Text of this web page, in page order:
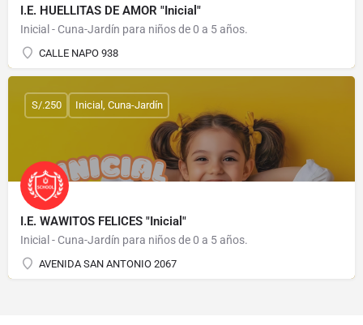
I.E. HUELLITAS DE AMOR "Inicial"
Inicial - Cuna-Jardín para niños de 0 a 5 años.
CALLE NAPO 938
I.E. WAWITOS FELICES "Inicial"
Inicial - Cuna-Jardín para niños de 0 a 5 años.
AVENIDA SAN ANTONIO 2067
S/.250 Inicial, Cuna-Jardín